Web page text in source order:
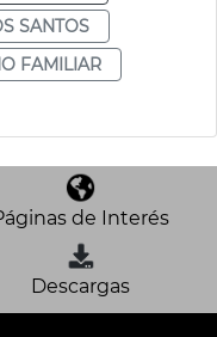
SANTOS
FAMILIAR
de Interés
Descargas